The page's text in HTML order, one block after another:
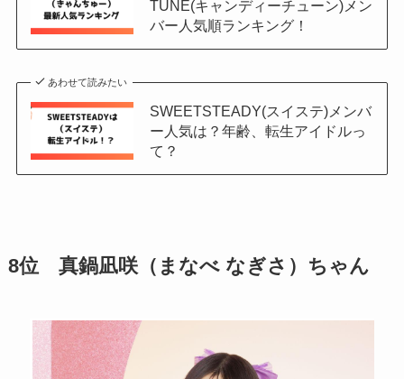
TUNE(キャンディーチューン)メン
バー人気順ランキング！
あわせて読みたい
SWEETSTEADY(スイステ)メンバ
ー人気は？年齢、転生アイドルっ
て？
8位 真鍋凪咲（まなべ なぎさ）ちゃん